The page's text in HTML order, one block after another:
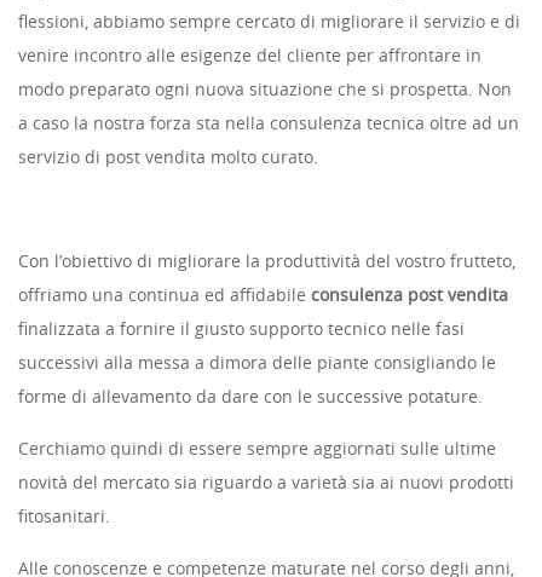
flessioni, abbiamo sempre cercato di migliorare il servizio e di
venire incontro alle esigenze del cliente per affrontare in
modo preparato ogni nuova situazione che si prospetta. Non
a caso la nostra forza sta nella consulenza tecnica oltre ad un
servizio di post vendita molto curato.
Con l’obiettivo di migliorare la produttività del vostro frutteto,
offriamo una continua ed affidabile consulenza post vendita
finalizzata a fornire il giusto supporto tecnico nelle fasi
successivi alla messa a dimora delle piante consigliando le
forme di allevamento da dare con le successive potature.
Cerchiamo quindi di essere sempre aggiornati sulle ultime
novità del mercato sia riguardo a varietà sia ai nuovi prodotti
fitosanitari.
Alle conoscenze e competenze maturate nel corso degli anni,